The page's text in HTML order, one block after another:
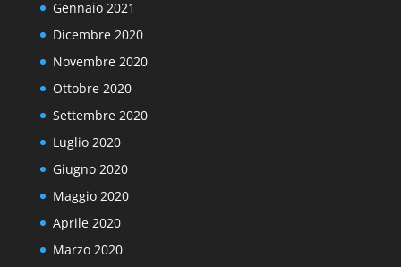
Gennaio 2021
Dicembre 2020
Novembre 2020
Ottobre 2020
Settembre 2020
Luglio 2020
Giugno 2020
Maggio 2020
Aprile 2020
Marzo 2020